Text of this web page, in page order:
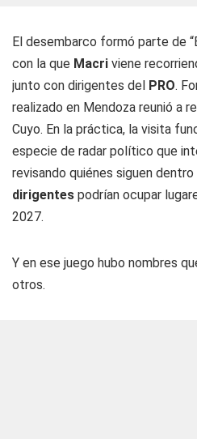
El desembarco formó parte de
con la que Macri viene
junto con dirigentes del PRO.
realizado en Mendoza reunió a
Cuyo. En la práctica, la visita
especie de radar político que
revisando quiénes siguen
dirigentes podrían ocupar
2027.
Y en ese juego hubo nombres
otros.